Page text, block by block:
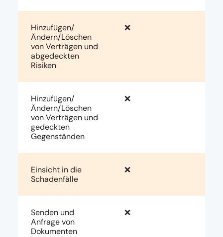
Hinzufügen/
Ändern/Löschen
von Verträgen und
abgedeckten
Risiken
❌
Hinzufügen/
Ändern/Löschen
von Verträgen und
gedeckten
Gegenständen
❌
Einsicht in die
Schadenfälle
❌
Senden und
Anfrage von
Dokumenten
❌